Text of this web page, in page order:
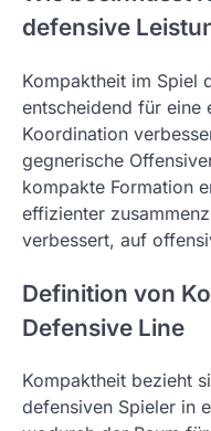
defensive
Kompaktheit im Spiel
entscheidend für eine
Koordination
gegnerische
kompakte Formation
effizienter
verbessert, auf
Definition von
Defensive Line
Kompaktheit bezieht
defensiven Spieler in